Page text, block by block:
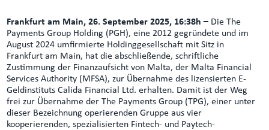
Frankfurt am Main, 26. September 2025, 16:38h – Die The
Payments Group Holding (PGH), eine 2012 gegründete und im
August 2024 umfirmierte Holdinggesellschaft mit Sitz in
Frankfurt am Main, hat die abschließende, schriftliche
Zustimmung der Finanzaufsicht von Malta, der Malta Financial
Services Authority (MFSA), zur Übernahme des lizensierten E-
Geldinstituts Calida Financial Ltd. erhalten. Damit ist der Weg
frei zur Übernahme der The Payments Group (TPG), einer unter
dieser Bezeichnung operierenden Gruppe aus vier
kooperierenden, spezialisierten Fintech- und Paytech-